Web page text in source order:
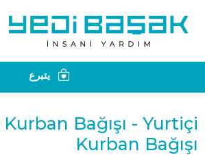
يتبرع
Bağışı - Yurtiçi
Kurban Bağışı